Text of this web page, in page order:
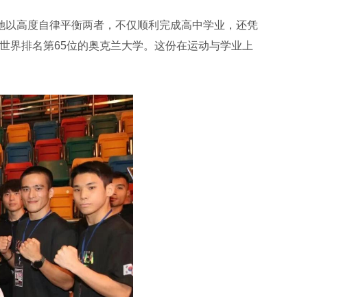
高度自律平衡两者，不仅顺利完成高中学业，还凭
界排名第65位的奥克兰大学。这份在运动与学业上